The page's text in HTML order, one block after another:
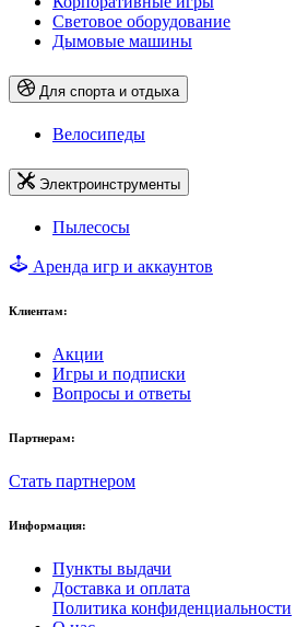
Световое оборудование
Дымовые машины
Для спорта и отдыха
Велосипеды
Электроинструменты
Пылесосы
Аренда игр и аккаунтов
Клиентам:
Акции
Игры и подписки
Вопросы и ответы
Партнерам:
Стать партнером
Информация:
Пункты выдачи
Доставка и оплата
Политика конфиденциальности